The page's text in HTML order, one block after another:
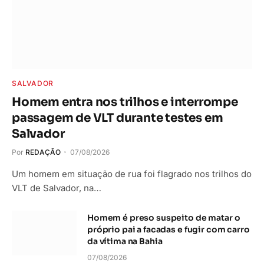
SALVADOR
Homem entra nos trilhos e interrompe
passagem de VLT durante testes em
Salvador
Por REDAÇÃO 07/08/2026
Um homem em situação de rua foi flagrado nos trilhos do
VLT de Salvador, na…
Homem é preso suspeito de matar o
próprio pai a facadas e fugir com carro
da vítima na Bahia
07/08/2026